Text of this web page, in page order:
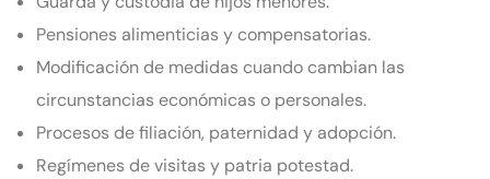
Pensiones alimenticias y compensatorias.
Modificación de medidas cuando cambian las
circunstancias económicas o personales.
Procesos de filiación, paternidad y adopción.
Regímenes de visitas y patria potestad.